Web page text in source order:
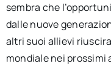
sembra che
dalle nuove
altri suoi allievi
mondiale nei prossimi